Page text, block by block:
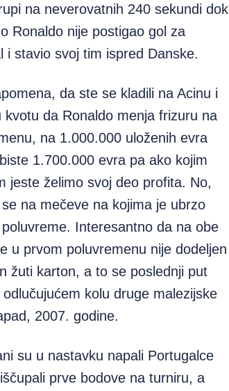
na neverovatnih 240 sekundi dok
Ronaldo nije postigao gol za
i stavio svoj tim ispred Danske.
da ste se kladili na Acinu i
kvotu da Ronaldo menja frizuru na
na 1.000.000 uloženih evra
1.700.000 evra pa ako kojim
jeste želimo svoj deo profita. No,
na mečeve na kojima je ubrzo
poluvreme. Interesantno da na obe
u prvom poluvremenu nije dodeljen
žuti karton, a to se poslednji put
odlučujućem kolu druge malezijske
2007. godine.
su u nastavku napali Portugalce
prve bodove na turniru, a